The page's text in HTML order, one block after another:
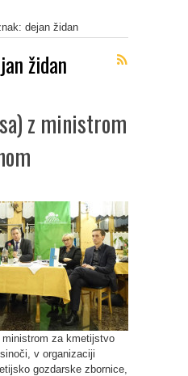
dejan židan
židan
z ministrom
ministrom za kmetijstvo
v organizaciji
gozdarske zbornice,